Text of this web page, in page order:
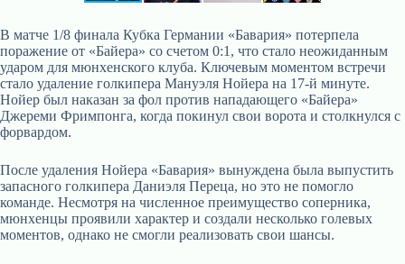
В матче 1/8 финала Кубка Германии «Бавария» потерпела
поражение от «Байера» со счетом 0:1, что стало неожиданным
ударом для мюнхенского клуба. Ключевым моментом встречи
стало удаление голкипера Мануэля Нойера на 17-й минуте.
Нойер был наказан за фол против нападающего «Байера»
Джереми Фримпонга, когда покинул свои ворота и столкнулся с
форвардом.
После удаления Нойера «Бавария» вынуждена была выпустить
запасного голкипера Даниэля Переца, но это не помогло
команде. Несмотря на численное преимущество соперника,
мюнхенцы проявили характер и создали несколько голевых
моментов, однако не смогли реализовать свои шансы.